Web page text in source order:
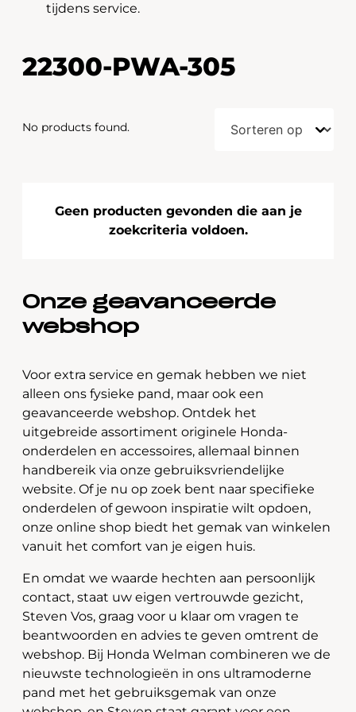
tijdens service.
22300-PWA-305
No products found.
Geen producten gevonden die aan je
zoekcriteria voldoen.
Onze geavanceerde
webshop
Voor extra service en gemak hebben we niet
alleen ons fysieke pand, maar ook een
geavanceerde webshop. Ontdek het
uitgebreide assortiment originele Honda-
onderdelen en accessoires, allemaal binnen
handbereik via onze gebruiksvriendelijke
website. Of je nu op zoek bent naar specifieke
onderdelen of gewoon inspiratie wilt opdoen,
onze online shop biedt het gemak van winkelen
vanuit het comfort van je eigen huis.
En omdat we waarde hechten aan persoonlijk
contact, staat uw eigen vertrouwde gezicht,
Steven Vos, graag voor u klaar om vragen te
beantwoorden en advies te geven omtrent de
webshop. Bij Honda Welman combineren we de
nieuwste technologieën in ons ultramoderne
pand met het gebruiksgemak van onze